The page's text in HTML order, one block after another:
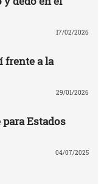
17/02/2026
frente a la
29/01/2026
Estados
04/07/2025